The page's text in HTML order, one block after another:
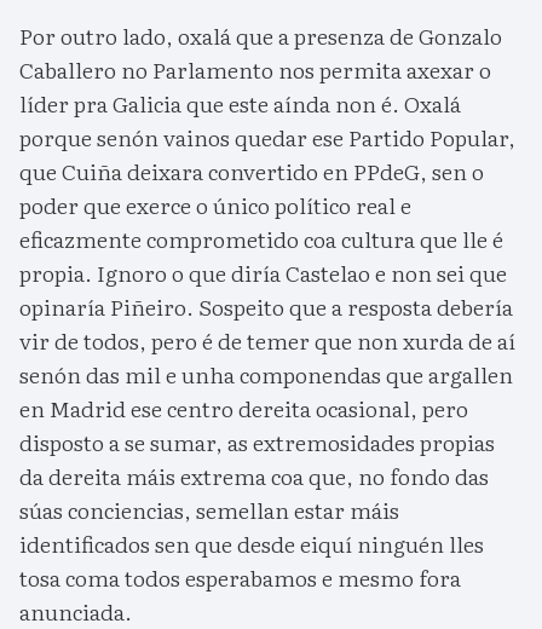
Por outro lado, oxalá que a presenza de Gonzalo
Caballero no Parlamento nos permita axexar o
líder pra Galicia que este aínda non é. Oxalá
porque senón vainos quedar ese Partido Popular,
que Cuiña deixara convertido en PPdeG, sen o
poder que exerce o único político real e
eficazmente comprometido coa cultura que lle é
propia. Ignoro o que diría Castelao e non sei que
opinaría Piñeiro. Sospeito que a resposta debería
vir de todos, pero é de temer que non xurda de aí
senón das mil e unha componendas que argallen
en Madrid ese centro dereita ocasional, pero
disposto a se sumar, as extremosidades propias
da dereita máis extrema coa que, no fondo das
súas conciencias, semellan estar máis
identificados sen que desde eiquí ninguén lles
tosa coma todos esperabamos e mesmo fora
anunciada.